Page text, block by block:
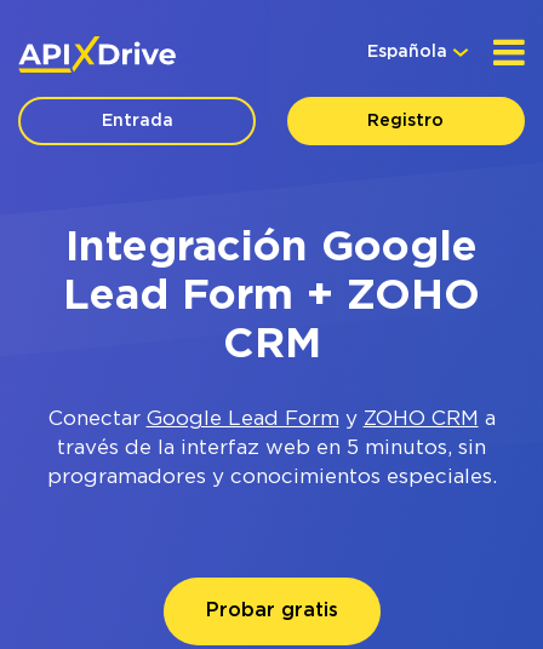
Española
Entrada Registro
Integración Google
Lead Form + ZOHO
CRM
Conectar Google Lead Form y ZOHO CRM a
través de la interfaz web en 5 minutos, sin
programadores y conocimientos especiales.
Probar gratis